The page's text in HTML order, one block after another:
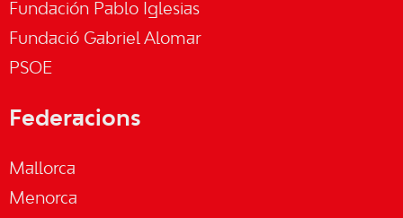
Fundación Pablo Iglesias
Fundació Gabriel Alomar
PSOE
Federacions
Mallorca
Menorca